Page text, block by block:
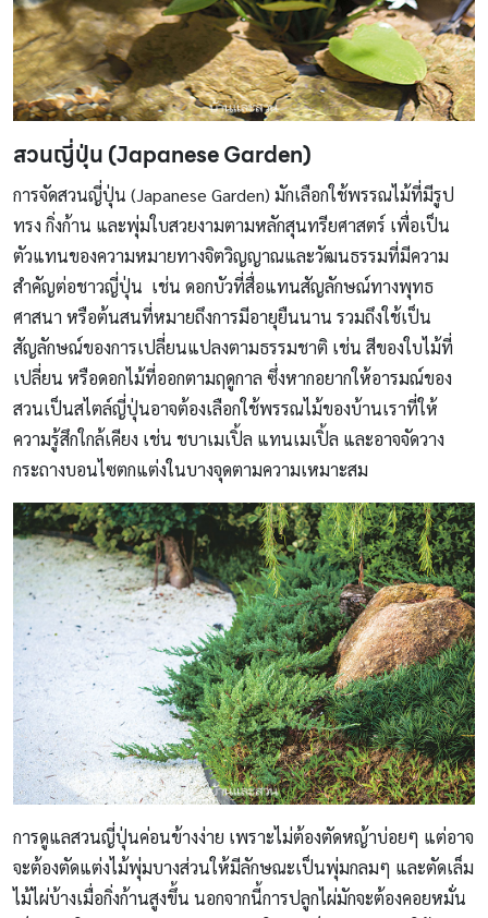
สวนญี่ปุ่น(Japanese Garden)
การจัดสวนญี่ปุ่น (Japanese Garden) มักเลือกใช้พรรณไม้ที่มีรูป
ทรง กิ่งก้าน และพุ่มใบสวยงามตามหลักสุนทรียศาสตร์ เพื่อเป็น
ตัวแทนของความหมายทางจิตวิญญาณและวัฒนธรรมที่มีความ
สำคัญต่อชาวญี่ปุ่น เช่น ดอกบัวที่สื่อแทนสัญลักษณ์ทางพุทธ
ศาสนา หรือต้นสนที่หมายถึงการมีอายุยืนนาน รวมถึงใช้เป็น
สัญลักษณ์ของการเปลี่ยนแปลงตามธรรมชาติ เช่น สีของใบไม้ที่
เปลี่ยน หรือดอกไม้ที่ออกตามฤดูกาล ซึ่งหากอยากให้อารมณ์ของ
สวนเป็นสไตล์ญี่ปุ่นอาจต้องเลือกใช้พรรณไม้ของบ้านเราที่ให้
ความรู้สึกใกล้เคียง เช่น ชบาเมเปิ้ล แทนเมเปิ้ล และอาจจัดวาง
กระถางบอนไซตกแต่งในบางจุดตามความเหมาะสม
การดูแลสวนญี่ปุ่นค่อนข้างง่าย เพราะไม่ต้องตัดหญ้าบ่อยๆ แต่อาจ
จะต้องตัดแต่งไม้พุ่มบางส่วนให้มีลักษณะเป็นพุ่มกลมๆ และตัดเล็ม
ไม้ไผ่บ้างเมื่อกิ่งก้านสูงขึ้น นอกจากนี้การปลูกไผ่มักจะต้องคอยหมั่น